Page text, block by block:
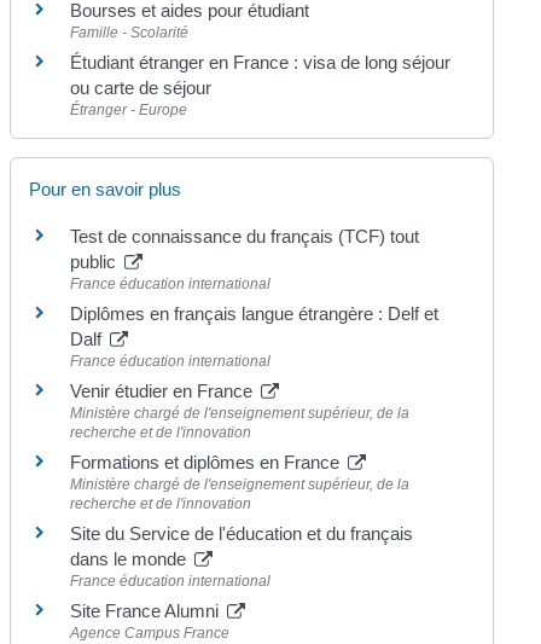
Bourses et aides pour étudiant
Famille - Scolarité
Étudiant étranger en France : visa de long séjour
ou carte de séjour
Étranger - Europe
Pour en savoir plus
Test de connaissance du français (TCF) tout
public
France éducation international
Diplômes en français langue étrangère : Delf et
Dalf
France éducation international
Venir étudier en France
Ministère chargé de l'enseignement supérieur, de la
recherche et de l'innovation
Formations et diplômes en France
Ministère chargé de l'enseignement supérieur, de la
recherche et de l'innovation
Site du Service de l'éducation et du français
dans le monde
France éducation international
Site France Alumni
Agence Campus France